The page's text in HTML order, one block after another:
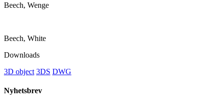
Beech, Wenge
Beech, White
Downloads
3D object 3DS DWG
Nyhetsbrev